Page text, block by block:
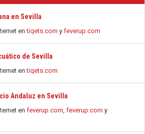
en Sevilla
entiqets.com y feverup.com
de Sevilla
entiqets.com
Andaluz en Sevilla
en feverup.com, feverup.com y